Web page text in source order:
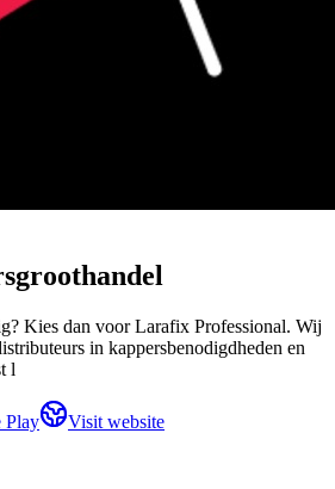
Kies dan voor Larafix Professional. Wij
in kappersbenodigdheden en
l
Play Visit website